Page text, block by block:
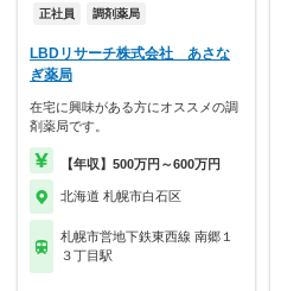
正社員 調剤薬局
LBDリサーチ株式会社 あさな
ぎ薬局
在宅に興味がある方にオススメの調
剤薬局です。
【年収】500万円～600万円
北海道 札幌市白石区
札幌市営地下鉄東西線 南郷１
３丁目駅